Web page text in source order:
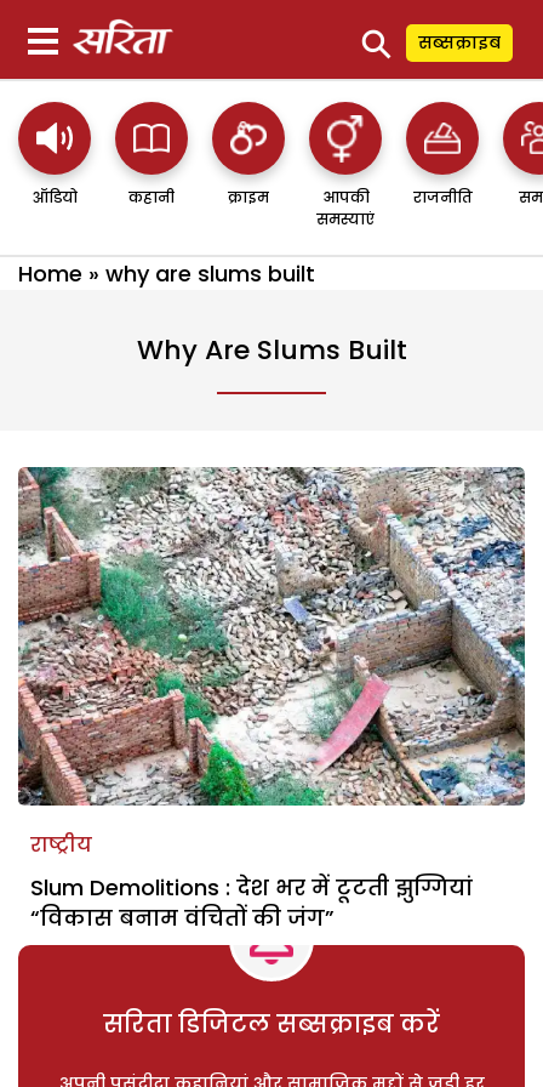
⚲ सब्सक्राइब
ऑडियो कहानी क्राइम
आपकी
समस्याएं
राजनीति
Home » why are slums built
Why Are Slums Built
राष्ट्रीय
Slum Demolitions : देश भर में टूटती झुग्गियां
“विकास बनाम वंचितों की जंग”
सरिता डिजिटल सब्सक्राइब करें